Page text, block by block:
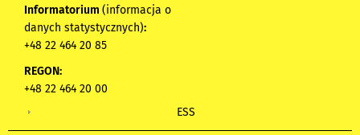
Informatorium (informacja o
danych statystycznych):
+48 22 464 20 85
REGON:
+48 22 464 20 00
ESS